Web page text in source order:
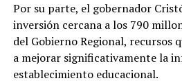
Por su parte, el gobernador
inversión cercana a los 790
del Gobierno Regional, recursos
a mejorar significativamente la
establecimiento educacional.